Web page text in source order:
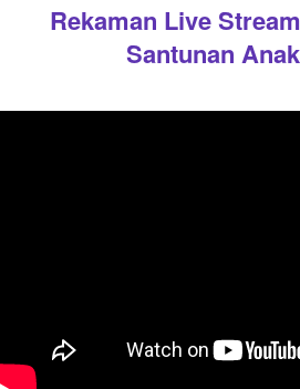
Rekaman Live
Santunan